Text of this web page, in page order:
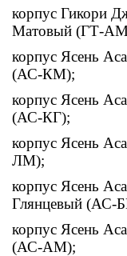
корпус Гикори
Матовый (ГТ-
корпус Ясень
(АС-КМ);
корпус Ясень
(АС-КГ);
корпус Ясень
ЛМ);
корпус Ясень
Глянцевый (АС-
корпус Ясень
(АС-АМ);